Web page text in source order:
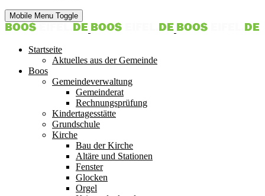
Mobile Menu Toggle
Startseite
Aktuelles aus der Gemeinde
Boos
Gemeindeverwaltung
Gemeinderat
Rechnungsprüfung
Kindertagesstätte
Grundschule
Kirche
Bau der Kirche
Altäre und Stationen
Fenster
Glocken
Orgel